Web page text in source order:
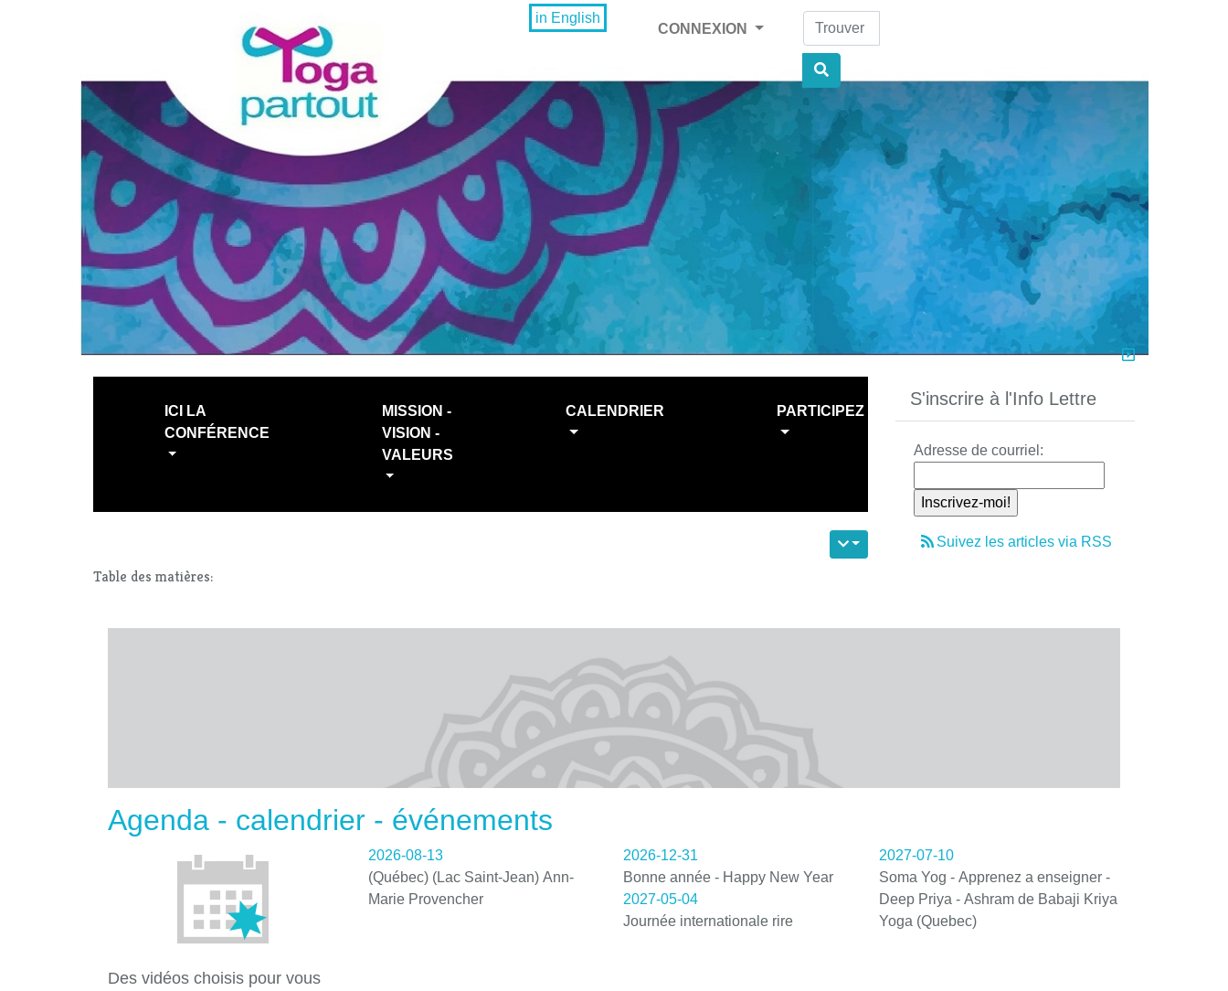
in English
CONNEXION
Find
ICI LA
CONFÉRENCE
MISSION -
VISION -
VALEURS
CALENDRIER PARTICIPEZ
Table des matières:
S'inscrire à l'Info Lettre
Adresse de courriel:
Suivez les articles via RSS
Agenda - calendrier - événements
2026-08-13
(Québec) (Lac Saint-Jean) Ann-
Marie Provencher
2026-12-31
Bonne année - Happy New Year
2027-05-04
Journée internationale rire
2027-07-10
Soma Yog - Apprenez a enseigner -
Deep Priya - Ashram de Babaji Kriya
Yoga (Quebec)
Des vidéos choisis pour vous